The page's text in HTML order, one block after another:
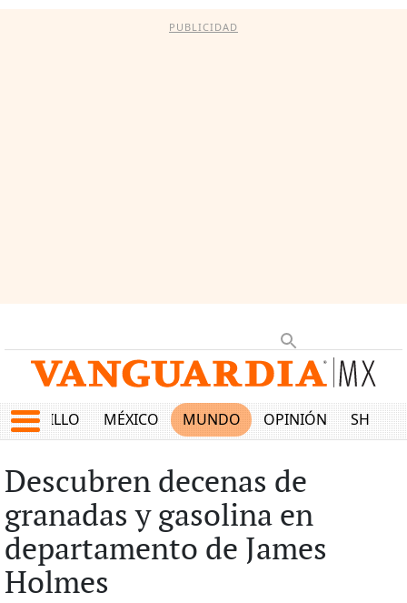
PUBLICIDAD
SALTILLO MÉXICO MUNDO OPINIÓN SHOW
Descubren decenas de
granadas y gasolina en
departamento de James
Holmes